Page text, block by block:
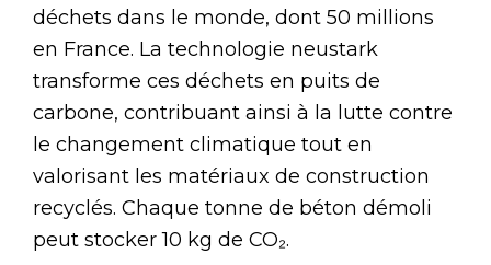
déchets dans le monde, dont 50 millions
en France. La technologie neustark
transforme ces déchets en puits de
carbone, contribuant ainsi à la lutte contre
le changement climatique tout en
valorisant les matériaux de construction
recyclés. Chaque tonne de béton démoli
peut stocker 10 kg de CO₂.